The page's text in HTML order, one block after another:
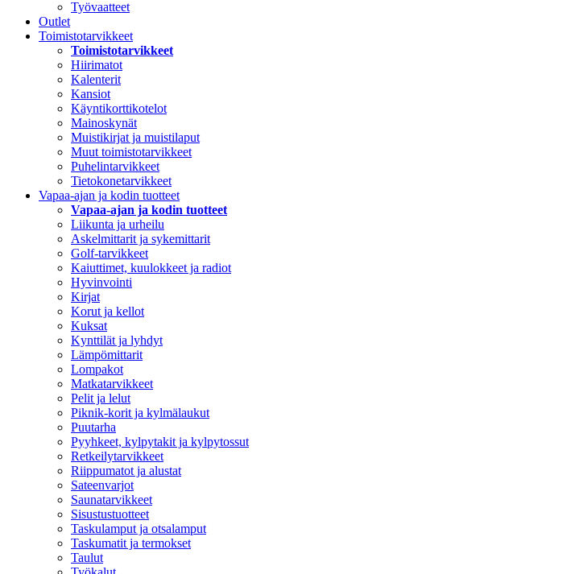
Työvaatteet
Outlet
Toimistotarvikkeet
Toimistotarvikkeet
Hiirimatot
Kalenterit
Kansiot
Käyntikorttikotelot
Mainoskynät
Muistikirjat ja muistilaput
Muut toimistotarvikkeet
Puhelintarvikkeet
Tietokonetarvikkeet
Vapaa-ajan ja kodin tuotteet
Vapaa-ajan ja kodin tuotteet
Liikunta ja urheilu
Askelmittarit ja sykemittarit
Golf-tarvikkeet
Kaiuttimet, kuulokkeet ja radiot
Hyvinvointi
Kirjat
Korut ja kellot
Kuksat
Kynttilät ja lyhdyt
Lämpömittarit
Lompakot
Matkatarvikkeet
Pelit ja lelut
Piknik-korit ja kylmälaukut
Puutarha
Pyyhkeet, kylpytakit ja kylpytossut
Retkeilytarvikkeet
Riippumatot ja alustat
Sateenvarjot
Saunatarvikkeet
Sisustustuotteet
Taskulamput ja otsalamput
Taskumatit ja termokset
Taulut